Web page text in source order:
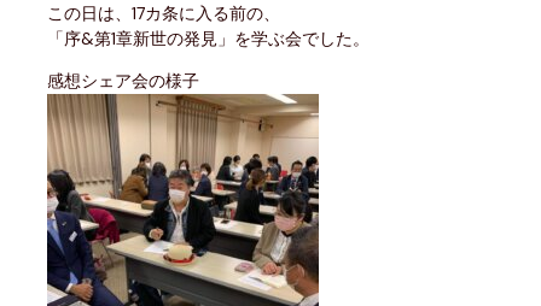
この日は、17カ条に入る前の、
「序&第1章新世の発見」を学ぶ会でした。
感想シェア会の様子